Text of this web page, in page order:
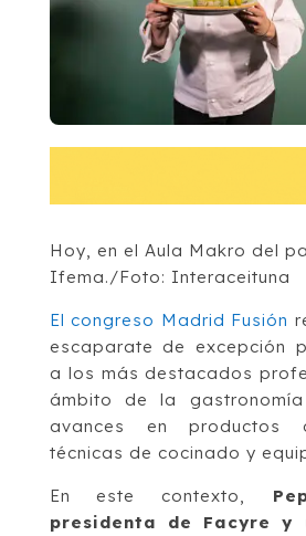
Hoy, en el Aula Makro del
Ifema./Foto: Interaceituna
El congreso Madrid Fusión
escaparate de excepción
a los más destacados
ámbito de la
avances en productos
técnicas de cocinado y
En este contexto,
presidenta de Facyre y